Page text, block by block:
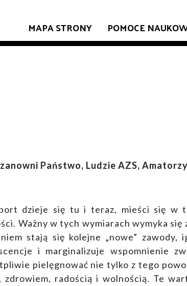
MAPA STRONY POMOCE
Państwo, Ludzie AZS,
dzieje się tu i teraz, mieści się w
Ważny w tych wymiarach wymyka
stają się kolejne „nowe”
i marginalizuje wspomnienie
pielęgnować nie tylko z tego
zdrowiem, radością i wolnością. Te